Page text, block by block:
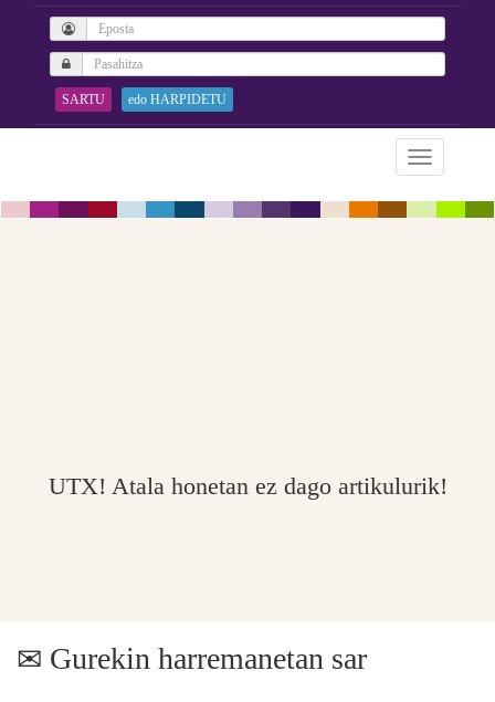
SARTU edo HARPIDETU
UTX! Atala honetan ez dago artikulurik!
Gurekin harremanetan sar